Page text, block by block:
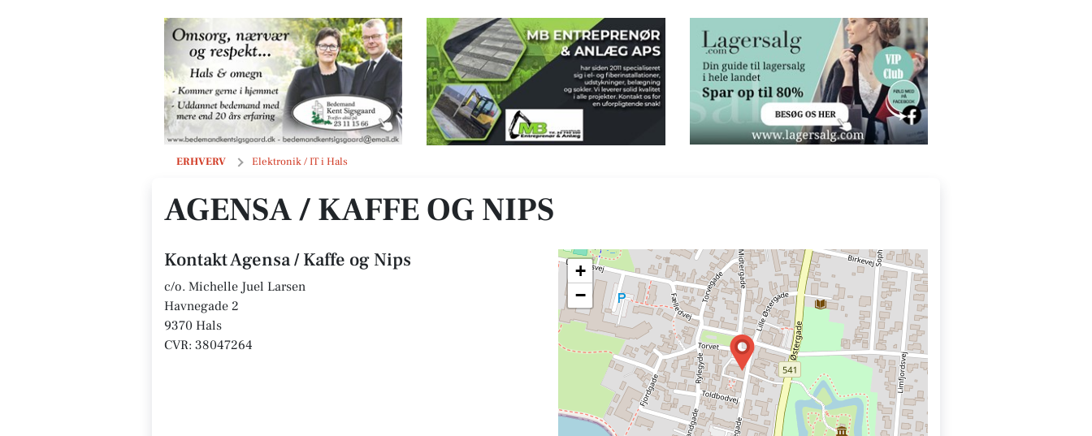
ERHVERV Elektronik / IT i Hals
Agensa / Kaffe og Nips
AGENSA / KAFFE OG NIPS
Kontakt Agensa / Kaffe og Nips
c/o. Michelle Juel Larsen
Havnegade 2
9370 Hals
CVR: 38047264
+
−